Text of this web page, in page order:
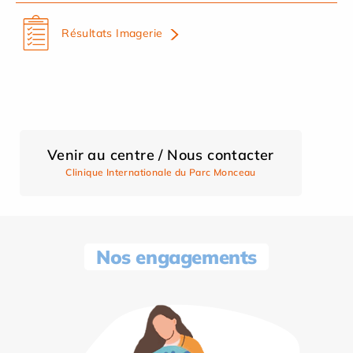
Résultats Imagerie
Venir au centre / Nous contacter
Clinique Internationale du Parc Monceau
Nos engagements